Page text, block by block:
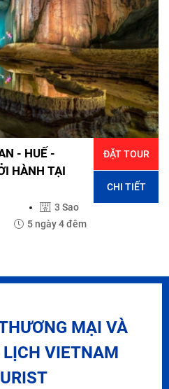
- HUẾ -
HÀNH TẠI
3 Sao
5 ngày 4 đêm
ĐẶT TOUR
CHI TIẾT
MẠI VÀ
LỊCH VIETNAM